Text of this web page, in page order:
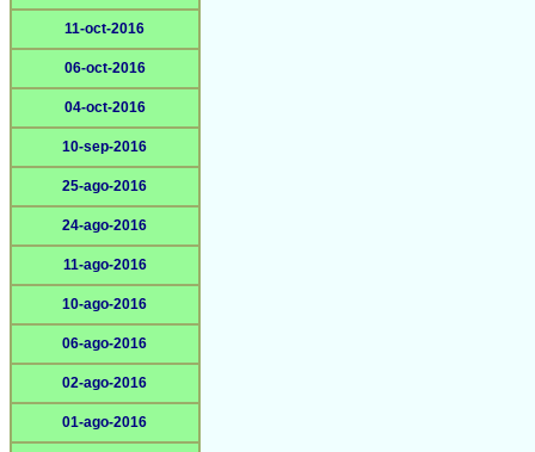
11-oct-2016
06-oct-2016
04-oct-2016
10-sep-2016
25-ago-2016
24-ago-2016
11-ago-2016
10-ago-2016
06-ago-2016
02-ago-2016
01-ago-2016